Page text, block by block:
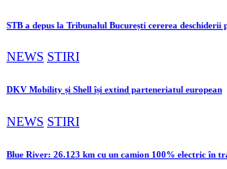
STB a depus la Tribunalul București cererea deschiderii
NEWS STIRI
DKV Mobility și Shell își extind parteneriatul european
NEWS STIRI
Blue River: 26.123 km cu un camion 100% electric în